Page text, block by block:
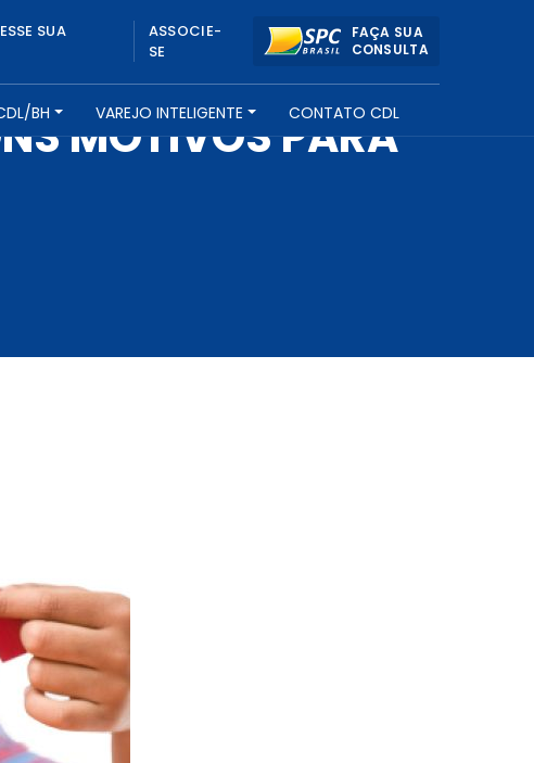
SUA
ASSOCIE-
SE
FAÇA SUA
CONSULTA
BH VAREJO INTELIGENTE CONTATO CDL
MOTIVOS PARA